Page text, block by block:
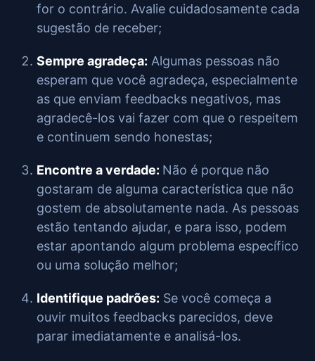
for o contrário. Avalie cuidadosamente cada
sugestão de receber;
Sempre agradeça: Algumas pessoas não
esperam que você agradeça, especialmente
as que enviam feedbacks negativos, mas
agradecê-los vai fazer com que o respeitem
e continuem sendo honestas;
Encontre a verdade: Não é porque não
gostaram de alguma característica que não
gostem de absolutamente nada. As pessoas
estão tentando ajudar, e para isso, podem
estar apontando algum problema específico
ou uma solução melhor;
Identifique padrões: Se você começa a
ouvir muitos feedbacks parecidos, deve
parar imediatamente e analisá-los.